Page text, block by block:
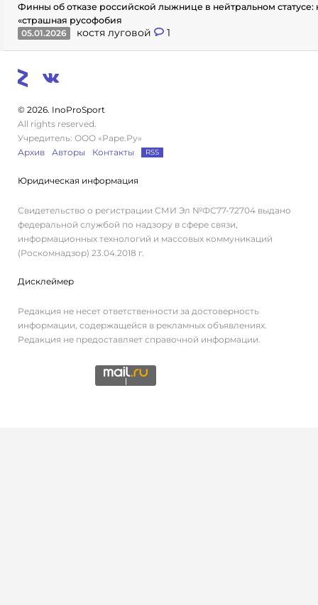
Финны об отказе российской лыжнице в нейтральном статусе:
«страшная русофобия
05.01.2026
костя луговой 1
© 2026. InoProSport
All rights reserved.
Учредитель: ООО «Раре.Ру»
Архив
Авторы Контакты RSS
Юридическая информация
Свидетельство о регистрации СМИ Эл №ФС77-72704 выдано
федеральной службой по надзору в сфере связи,
информационных технологий и массовых коммуникаций
(Роскомнадзор) 23.04.2018 г.
Дисклеймер
Редакция не несет ответственности за достоверность
информации, содержащейся в рекламных объявлениях.
Редакция не предоставляет справочной информации.